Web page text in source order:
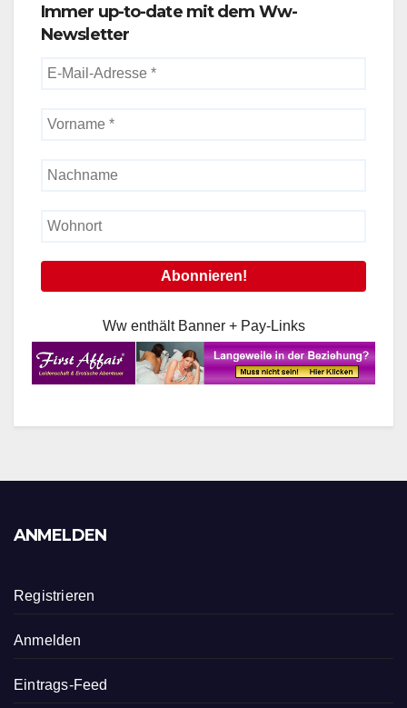
Immer up-to-date mit dem Ww-
Newsletter
Ww enthält Banner + Pay-Links
ANMELDEN
Registrieren
Anmelden
Eintrags-Feed